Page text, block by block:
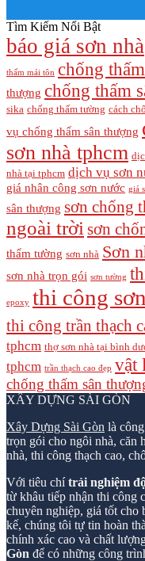
Tìm Kiếm Nổi Bật
báo giá sơn nhà
thấm mái tôn chống
thượng chống thấm
sika chống thấm tường cách
vụ chống thấm sân thượng
sơn nhà tphcm
nhà tại tphcm dịch vụ sơn
giá nhân công sơn nước giá
sân thượng sơn chống
ngoài trời sơn
thấm tường sơn nhà Sơn
sơn nhà trọn gói sơn tường
epoxy thi công
thi công trần thạch
tphcm thợ sơn nhà tại bình
tphcm trần thạch cao đẹp vật
chống thấm sân
XÂY DỰNG SÀI GÒN
Xây Dựng Sài Gòn là
trọn gói cho ngôi nhà, căn
nhà, thi công thạch cao,
Với tiêu chítrải nghiệm
từ khâu tiếp nhận thi công
chuyên nghiệp, giá tốt cho
kế, chúng tôi tự tin hoàn
chính xác cao và chất
Gòn để có những công